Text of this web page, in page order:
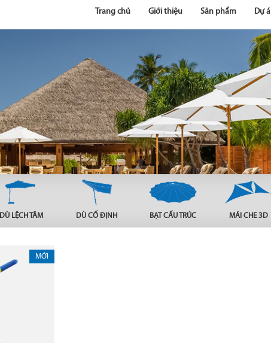
Trang chủ Giới thiệu Sản phẩm Dự
DÙ LỆCH TÂM DÙ CỐ ĐỊNH BẠT CẤU TRÚC MÁI CHE 3D
MỚI